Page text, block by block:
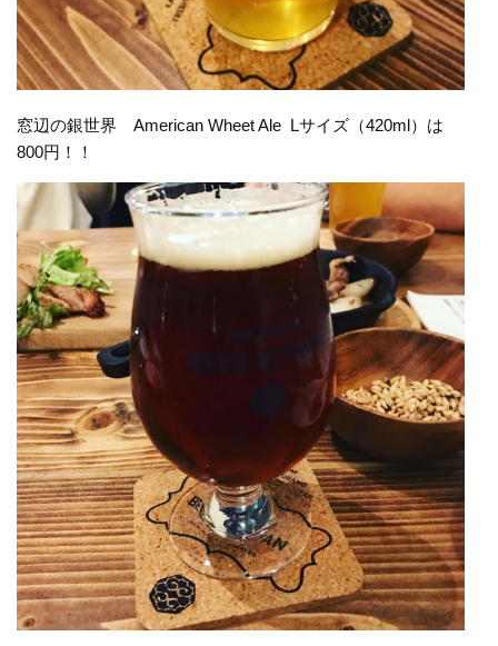
窓辺の銀世界 American Wheet Ale Lサイズ（420ml）は
800円！！